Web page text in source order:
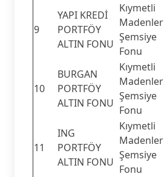
9
YAPI KREDİ
PORTFÖY
ALTIN FONU
Kıymetli
Madenler
Şemsiye
Fonu
10
BURGAN
PORTFÖY
ALTIN FONU
Kıymetli
Madenler
Şemsiye
Fonu
11
ING
PORTFÖY
ALTIN FONU
Kıymetli
Madenler
Şemsiye
Fonu